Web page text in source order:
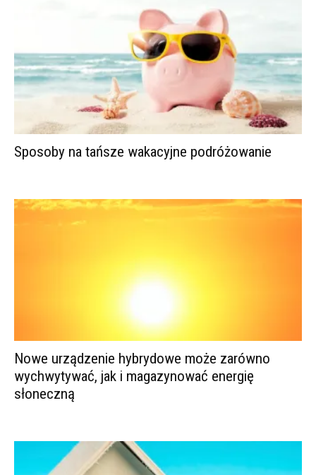
Sposoby na tańsze wakacyjne podróżowanie
Nowe urządzenie hybrydowe może zarówno
wychwytywać, jak i magazynować energię
słoneczną